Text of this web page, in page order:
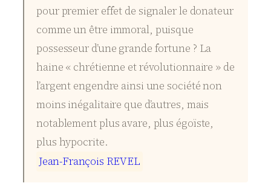
pour premier effet de signaler le donateur
comme un être immoral, puisque
possesseur d’une grande fortune ? La
haine « chrétienne et révolutionnaire » de
l’argent engendre ainsi une société non
moins inégalitaire que d’autres, mais
notablement plus avare, plus égoïste,
plus hypocrite.
Jean-François REVEL